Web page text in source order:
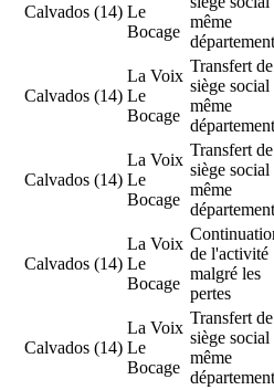
Calvados (14) Le
Bocage
même
département
Calvados (14)
La Voix
Le
Bocage
Transfert de
siège social
même
département
Calvados (14)
La Voix
Le
Bocage
Transfert de
siège social
même
département
Calvados (14)
La Voix
Le
Bocage
de l'activité
malgré les
pertes
Calvados (14)
La Voix
Le
Bocage
Transfert de
siège social
même
département